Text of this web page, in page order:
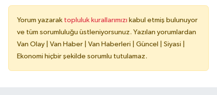
Yorum yazarak topluluk kurallarımızı kabul etmiş bulunuyor
ve tüm sorumluluğu üstleniyorsunuz. Yazılan yorumlardan
Van Olay | Van Haber | Van Haberleri | Güncel | Siyasi |
Ekonomi hiçbir şekilde sorumlu tutulamaz.